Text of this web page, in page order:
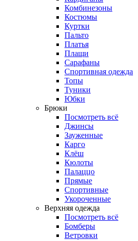
Комбинезоны
Костюмы
Куртки
Пальто
Платья
Плащи
Сарафаны
Спортивная одежда
Топы
Туники
Юбки
Брюки
Посмотреть всё
Джинсы
Зауженные
Карго
Клёш
Кюлоты
Палаццо
Прямые
Спортивные
Укороченные
Верхняя одежда
Посмотреть всё
Бомберы
Ветровки